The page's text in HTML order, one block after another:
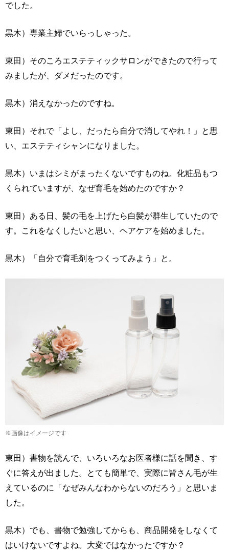
でした。
黒木）専業主婦でいらっしゃった。
東田）そのころエステティックサロンができたので行って
みましたが、ダメだったのです。
黒木）消えなかったのですね。
東田）それで「よし、だったら自分で消してやれ！」と思
い、エステティシャンになりました。
黒木）いまはシミがまったくないですものね。化粧品もつ
くられていますが、なぜ育毛を始めたのですか？
東田）ある日、髪の毛を上げたら白髪が群生していたので
す。これをなくしたいと思い、ヘアケアを始めました。
黒木）「自分で育毛剤をつくってみよう」と。
※画像はイメージです
東田）書物を読んで、いろいろなお医者様に話を聞き、す
ぐに答えが出ました。とても簡単で、実際に皆さん毛が生
えているのに「なぜみんなわからないのだろう」と思いま
した。
黒木）でも、書物で勉強してからも、商品開発をしなくて
はいけないですよね。大変ではなかったですか？